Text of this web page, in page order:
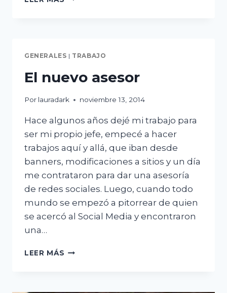
GENERALES | TRABAJO
El nuevo asesor
Por lauradark noviembre 13, 2014
Hace algunos años dejé mi trabajo para
ser mi propio jefe, empecé a hacer
trabajos aquí y allá, que iban desde
banners, modificaciones a sitios y un día
me contrataron para dar una asesoría
de redes sociales. Luego, cuando todo
mundo se empezó a pitorrear de quien
se acercó al Social Media y encontraron
una…
LEER MÁS EL